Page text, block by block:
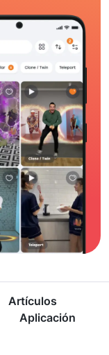
Artículos
Aplicación